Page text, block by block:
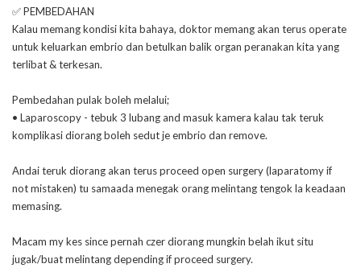
✅ PEMBEDAHAN
Kalau memang kondisi kita bahaya, doktor memang akan terus operate
untuk keluarkan embrio dan betulkan balik organ peranakan kita yang
terlibat & terkesan.
Pembedahan pulak boleh melalui;
• Laparoscopy - tebuk 3 lubang and masuk kamera kalau tak teruk
komplikasi diorang boleh sedut je embrio dan remove.
Andai teruk diorang akan terus proceed open surgery (laparatomy if
not mistaken) tu samaada menegak orang melintang tengok la keadaan
memasing.
Macam my kes since pernah czer diorang mungkin belah ikut situ
jugak/buat melintang depending if proceed surgery.